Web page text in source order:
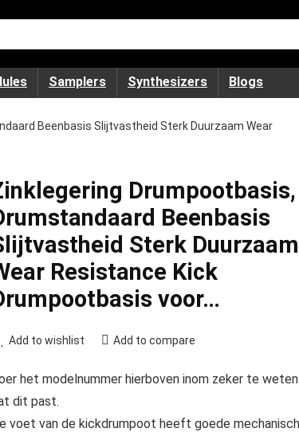
Samplers Synthesizers Blogs
Beenbasis Slijtvastheid Sterk Duurzaam Wear
Drumpootbasis,
Beenbasis
Sterk Duurzaam
Resistance Kick
voor…
Add to wishlist Add to compare
het modelnummer hierboven inom zeker te weten
dit past.
voet van de kickdrumpoot heeft goede